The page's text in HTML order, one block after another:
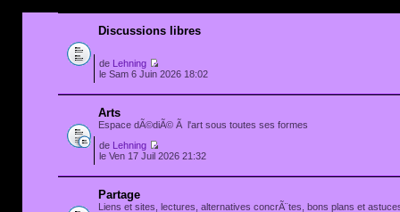
Discussions libres
de
Lehning
le Sam 6 Juin 2026 18:02
Arts
Espace dÃ©diÃ© Ã l'art sous toutes ses formes
de
Lehning
le Ven 17 Juil 2026 21:32
Partage
Liens et sites, lectures, alternatives concrÃ¨tes, bons plans et